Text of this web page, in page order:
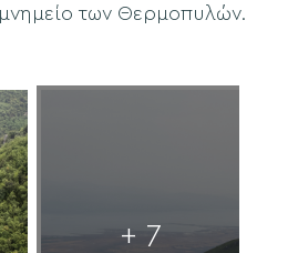
των Θερμοπυλών.
+ 7